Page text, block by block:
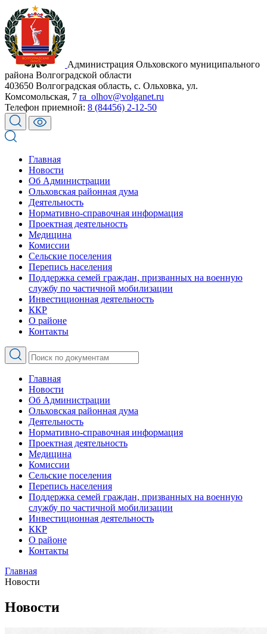
Администрация Ольховского муниципального
района Волгоградской области
403650 Волгоградская область, с. Ольховка, ул.
Комсомольская, 7 ra_olhov@volganet.ru
Телефон приемной: 8 (84456) 2-12-50
Главная
Новости
Об Администрации
Ольховская районная дума
Деятельность
Нормативно-справочная информация
Проектная деятельность
Медицина
Комиссии
Сельские поселения
Перепись населения
Поддержка семей граждан, призванных на военную
службу по частичной мобилизации
Инвестиционная деятельность
ККР
О районе
Контакты
Главная
Новости
Об Администрации
Ольховская районная дума
Деятельность
Нормативно-справочная информация
Проектная деятельность
Медицина
Комиссии
Сельские поселения
Перепись населения
Поддержка семей граждан, призванных на военную
службу по частичной мобилизации
Инвестиционная деятельность
ККР
О районе
Контакты
Главная
Новости
Новости